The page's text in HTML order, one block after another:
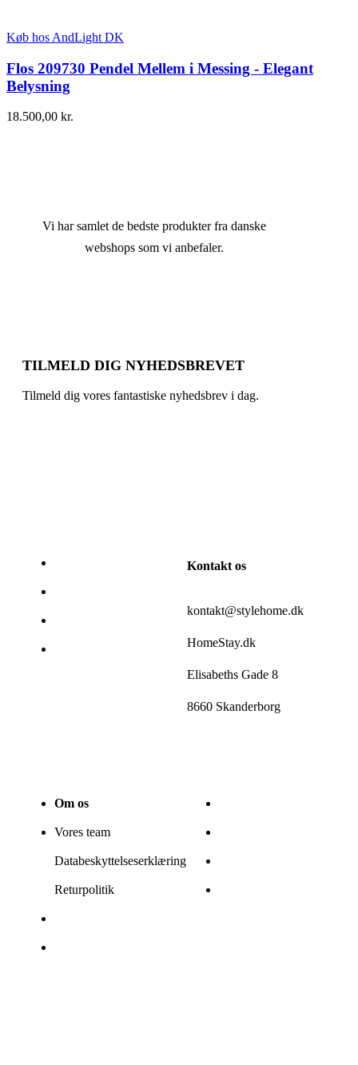
Køb hos AndLight DK
Flos 209730 Pendel Mellem i Messing - Elegant
Belysning
18.500,00 kr.
Vi har samlet de bedste produkter fra danske
webshops som vi anbefaler.
TILMELD DIG NYHEDSBREVET
Tilmeld dig vores fantastiske nyhedsbrev i dag.
Kontakt os
kontakt@stylehome.dk
HomeStay.dk
Elisabeths Gade 8
8660 Skanderborg
Om os
Vores team
Databeskyttelseserklæring
Returpolitik